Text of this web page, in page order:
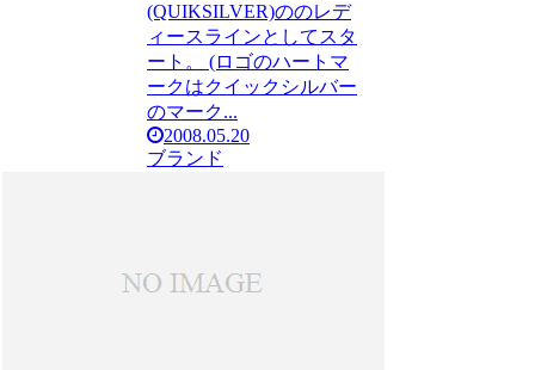
(QUIKSILVER)ののレデ
ィースラインとしてスタ
ート。 (ロゴのハートマ
ークはクイックシルバー
のマーク...
2008.05.20
ブランド